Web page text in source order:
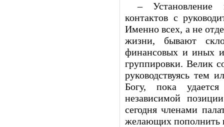
– Установление
контактов с
Именно всех, а не
жизни, бывают
финансовых и иных
группировки. Велик
руководствуясь тем
Богу, пока
независимой
сегодня членами
желающих пополнить